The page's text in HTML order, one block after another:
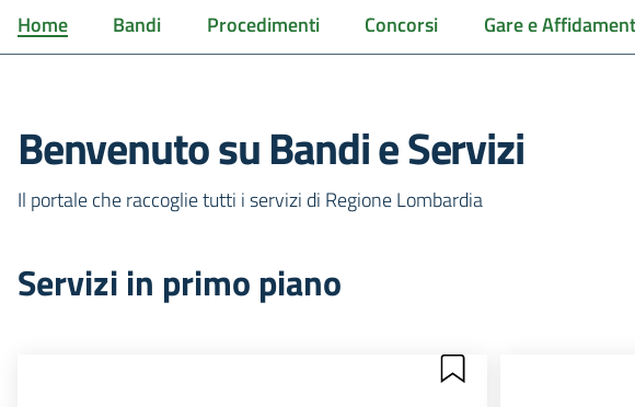
Home Bandi Procedimenti Concorsi Gare e
Benvenuto su Bandi e Servizi
Il portale che raccoglie tutti i servizi di Regione Lombardia
Servizi in primo piano